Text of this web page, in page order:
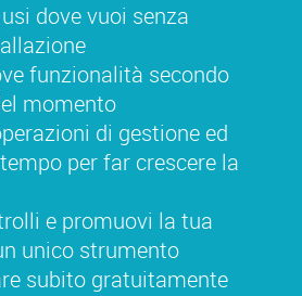
dove vuoi senza
funzionalità secondo
momento
di gestione ed
per far crescere la
e promuovi la tua
unico strumento
subito gratuitamente